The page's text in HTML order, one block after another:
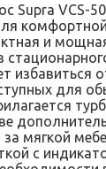
Supra VCS-
и
избавиться
для
мягкой
с